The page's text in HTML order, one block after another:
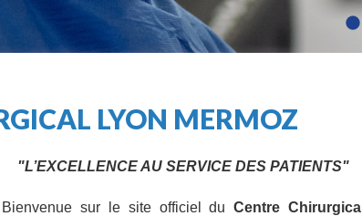
LYON MERMOZ
"L’EXCELLENCE AU SERVICE DES PATIENTS"
Bienvenue sur le site officiel duCentre Chirurgical